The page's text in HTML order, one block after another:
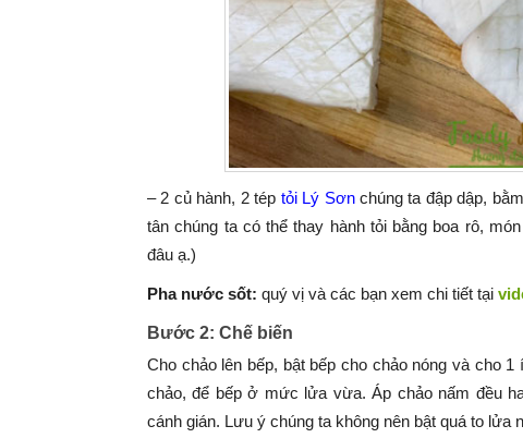
– 2 củ hành, 2 tép tỏi Lý Sơnchúng ta đập dập,
tân chúng ta có thể thay hành tỏi bằng boa rô,
đâu ạ.)
Pha nước sốt: quý vị và các bạn xem chi tiết tại
Bước 2: Chế biến
Cho chảo lên bếp, bật bếp cho chảo nóng và cho
chảo, để bếp ở mức lửa vừa. Áp chảo nấm đều
cánh gián. Lưu ý chúng ta không nên bật quá to lửa